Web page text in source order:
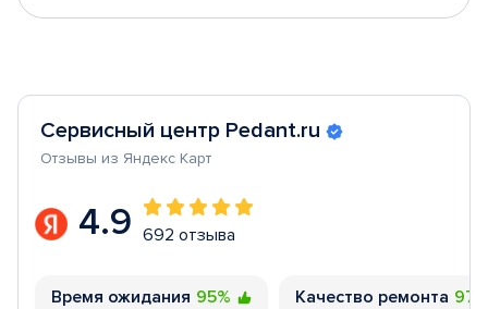
Сервисный центр Pedant.ru
Отзывы из Яндекс Карт
4.9 692 отзыва
Время ожидания 95% Качество ремонта